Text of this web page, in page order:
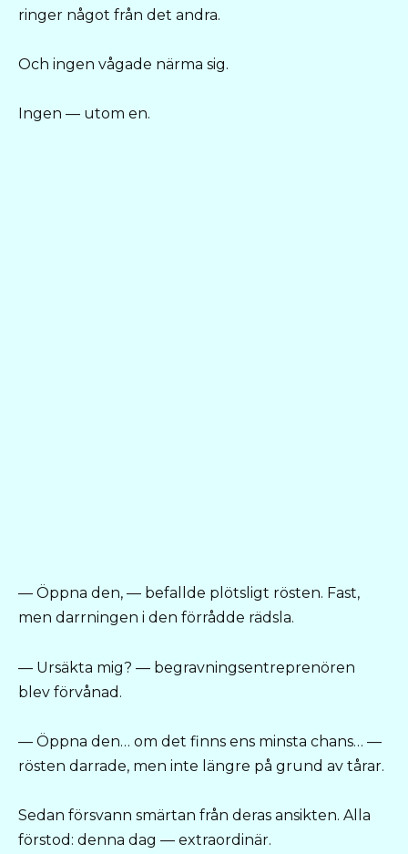
ringer något från det andra.
Och ingen vågade närma sig.
Ingen — utom en.
— Öppna den, — befallde plötsligt rösten. Fast,
men darrningen i den förrådde rädsla.
— Ursäkta mig? — begravningsentreprenören
blev förvånad.
— Öppna den… om det finns ens minsta chans… —
rösten darrade, men inte längre på grund av tårar.
Sedan försvann smärtan från deras ansikten. Alla
förstod: denna dag — extraordinär.